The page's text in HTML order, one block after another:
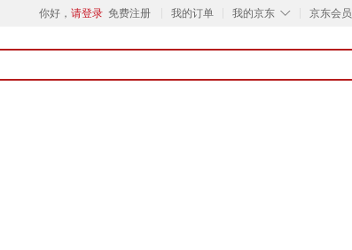
你好， 请登录 免费注册 我的订单 ◇
我的京东 京东会员